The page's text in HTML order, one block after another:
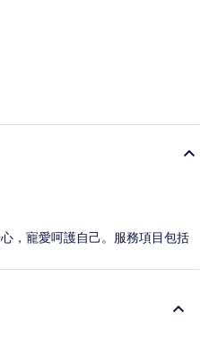
，寵愛呵護自己。服務項目包括